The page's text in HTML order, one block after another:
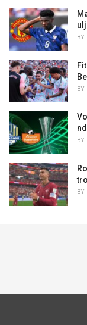
BY
BY
BY
BY